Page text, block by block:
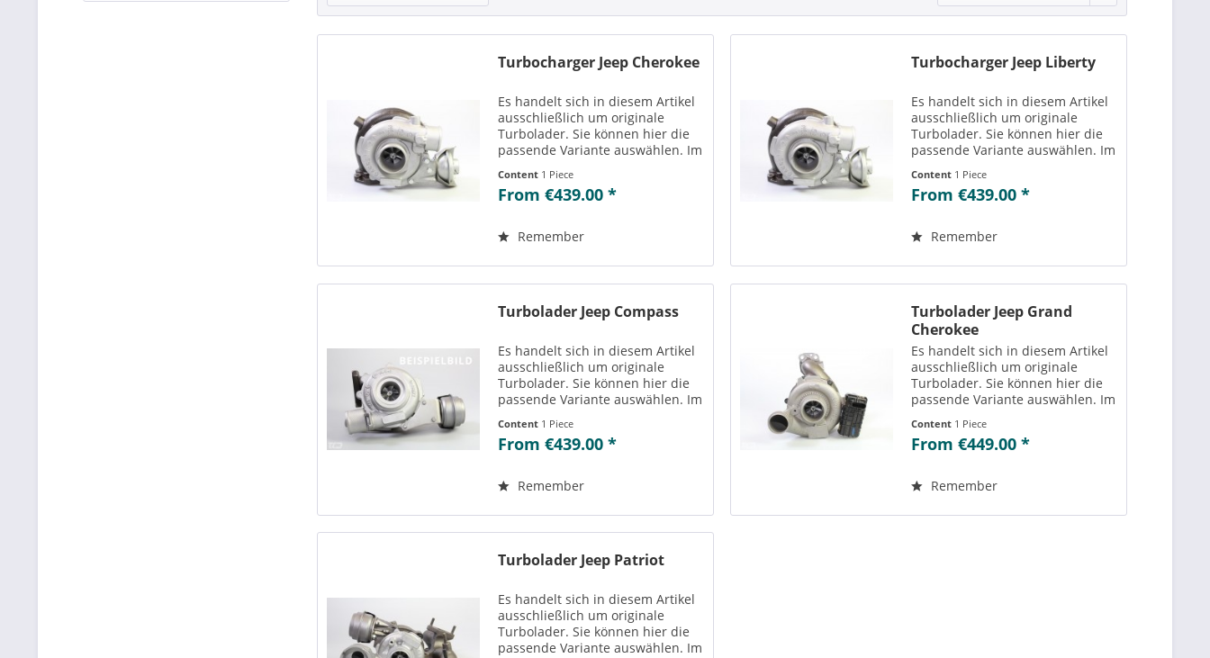
Turbocharger Jeep Cherokee
Es handelt sich in diesem Artikel
ausschließlich um originale
Turbolader. Sie können hier die
passende Variante auswählen. Im
Teilenummern“ können Sie die zu
der ausgewählten Variante
einsehen....
Content 1 Piece
From €439.00 *
Remember
Turbocharger Jeep Liberty
Es handelt sich in diesem Artikel
ausschließlich um originale
Turbolader. Sie können hier die
passende Variante auswählen. Im
Teilenummern“ können Sie die zu
der ausgewählten Variante
einsehen....
Content 1 Piece
From €439.00 *
Remember
Turbolader Jeep Compass
Es handelt sich in diesem Artikel
ausschließlich um originale
Turbolader. Sie können hier die
passende Variante auswählen. Im
Teilenummern“ können Sie die zu
der ausgewählten Variante
einsehen....
Content 1 Piece
From €439.00 *
Remember
Turbolader Jeep Grand
Cherokee
Es handelt sich in diesem Artikel
ausschließlich um originale
Turbolader. Sie können hier die
passende Variante auswählen. Im
Teilenummern“ können Sie die zu
der ausgewählten Variante
einsehen....
Content 1 Piece
From €449.00 *
Remember
Turbolader Jeep Patriot
Es handelt sich in diesem Artikel
ausschließlich um originale
Turbolader. Sie können hier die
passende Variante auswählen. Im